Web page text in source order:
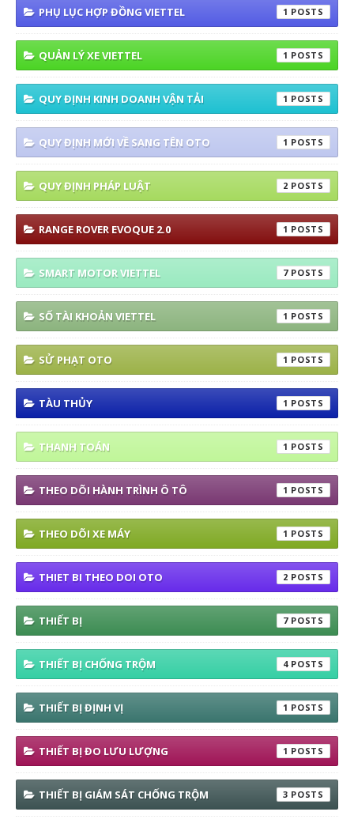
PHỤ LỤC HỢP ĐỒNG VIETTEL 1
QUẢN LÝ XE VIETTEL 1
QUY ĐỊNH KINH DOANH VẬN TẢI 1
QUY ĐỊNH MỚI VỀ SANG TÊN OTO 1
QUY ĐỊNH PHÁP LUẬT 2
RANGE ROVER EVOQUE 2.0 1
SMART MOTOR VIETTEL 7
SỐ TÀI KHOẢN VIETTEL 1
SỬ PHẠT OTO 1
TÀU THỦY 1
THANH TOÁN 1
THEO DÕI HÀNH TRÌNH Ô TÔ 1
THEO DÕI XE MÁY 1
THIET BI THEO DOI OTO 2
THIẾT BỊ 7
THIẾT BỊ CHỐNG TRỘM 4
THIẾT BỊ ĐỊNH VỊ 1
THIẾT BỊ ĐO LƯU LƯỢNG 1
THIẾT BỊ GIÁM SÁT CHỐNG TRỘM 3